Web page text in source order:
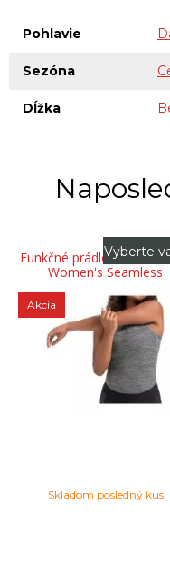
Pohlavie
Sezóna
Dĺžka
Funkčné prádlo
Women's Seamless
Heather Grey
Akcia
Vyberte
Skladom posledný kus